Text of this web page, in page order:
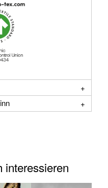
interessieren